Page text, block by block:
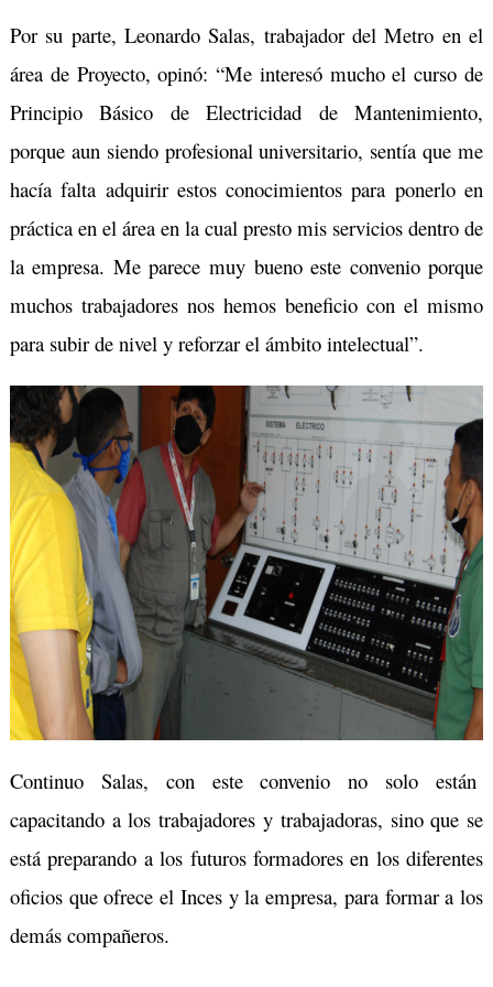
Por su parte, Leonardo Salas, trabajador del Metro en el
área de Proyecto, opinó: “Me interesó mucho el curso de
Principio Básico de Electricidad de Mantenimiento,
porque aun siendo profesional universitario, sentía que me
hacía falta adquirir estos conocimientos para ponerlo en
práctica en el área en la cual presto mis servicios dentro de
la empresa. Me parece muy bueno este convenio porque
muchos trabajadores nos hemos beneficio con el mismo
para subir de nivel y reforzar el ámbito intelectual”.
Continuo Salas, con este convenio no solo están
capacitando a los trabajadores y trabajadoras, sino que se
está preparando a los futuros formadores en los diferentes
oficios que ofrece el Inces y la empresa, para formar a los
demás compañeros.